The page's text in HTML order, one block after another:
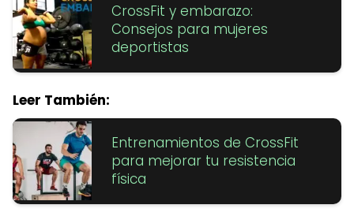
CrossFit y embarazo:
Consejos para mujeres
deportistas
Leer También:
Entrenamientos de CrossFit
para mejorar tu resistencia
física